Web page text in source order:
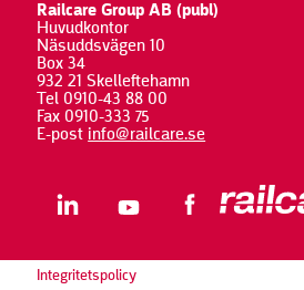
Railcare Group AB (publ)
Huvudkontor
Näsuddsvägen 10
Box 34
932 21 Skelleftehamn
Tel 0910-43 88 00
Fax 0910-333 75
E-post info@railcare.se
Integritetspolicy